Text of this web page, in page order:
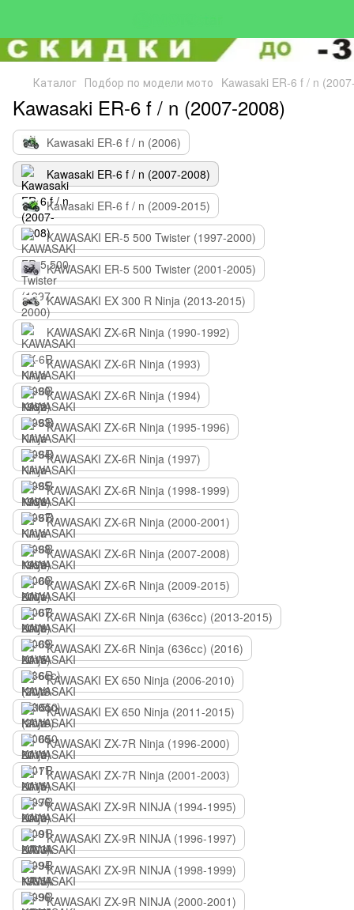
Каталог Подбор по модели мото Kawasaki ER-6 f / n
Kawasaki ER-6 f / n (2007-2008)
Kawasaki ER-6 f / n (2006)
Kawasaki ER-6 f / n (2007-2008)
Kawasaki ER-6 f / n (2009-2015)
KAWASAKI ER-5 500 Twister (1997-2000)
KAWASAKI ER-5 500 Twister (2001-2005)
KAWASAKI EX 300 R Ninja (2013-2015)
KAWASAKI ZX-6R Ninja (1990-1992)
KAWASAKI ZX-6R Ninja (1993)
KAWASAKI ZX-6R Ninja (1994)
KAWASAKI ZX-6R Ninja (1995-1996)
KAWASAKI ZX-6R Ninja (1997)
KAWASAKI ZX-6R Ninja (1998-1999)
KAWASAKI ZX-6R Ninja (2000-2001)
KAWASAKI ZX-6R Ninja (2007-2008)
KAWASAKI ZX-6R Ninja (2009-2015)
KAWASAKI ZX-6R Ninja (636сс) (2013-2015)
KAWASAKI ZX-6R Ninja (636сс) (2016)
KAWASAKI EX 650 Ninja (2006-2010)
KAWASAKI EX 650 Ninja (2011-2015)
KAWASAKI ZX-7R Ninja (1996-2000)
KAWASAKI ZX-7R Ninja (2001-2003)
KAWASAKI ZX-9R NINJA (1994-1995)
KAWASAKI ZX-9R NINJA (1996-1997)
KAWASAKI ZX-9R NINJA (1998-1999)
KAWASAKI ZX-9R NINJA (2000-2001)